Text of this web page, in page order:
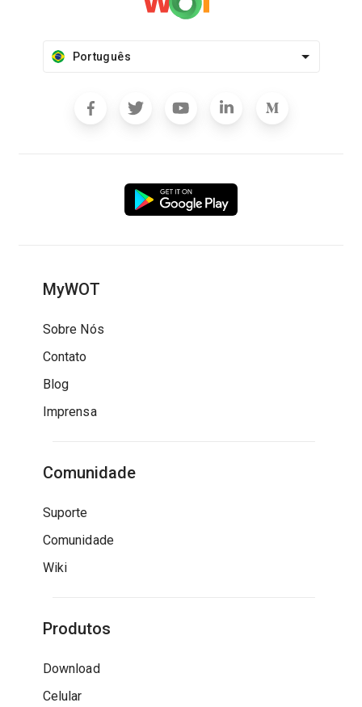
Português
MyWOT
Sobre Nós
Contato
Blog
Imprensa
Comunidade
Suporte
Comunidade
Wiki
Produtos
Download
Celular